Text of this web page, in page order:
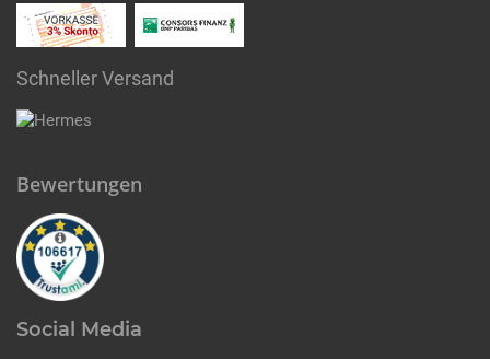
Schneller Versand
Bewertungen
Social Media